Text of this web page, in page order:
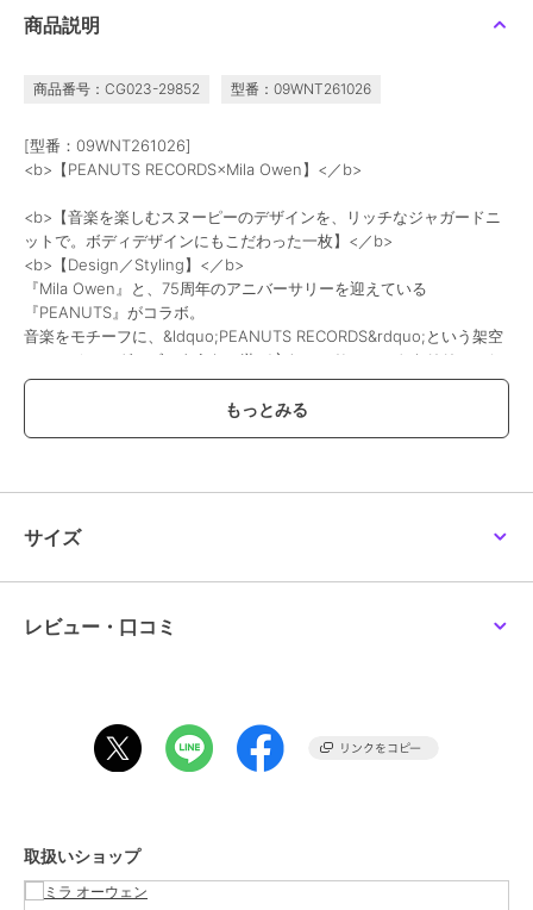
商品説明
商品番号：CG023-29852 型番：09WNT261026
[型番：09WNT261026]
<b>【PEANUTS RECORDS×Mila Owen】<／b>
<b>【音楽を楽しむスヌーピーのデザインを、リッチなジャガードニ
ットで。ボディデザインにもこだわった一枚】<／b>
<b>【Design／Styling】<／b>
『Mila Owen』と、75周年のアニバーサリーを迎えている
『PEANUTS』がコラボ。
音楽をモチーフに、&ldquo;PEANUTS RECORDS&rdquo;という架空
のレーベルのグッズのような、遊び心たっぷりのニットをリリースし
ました。
スヌーピーがヘッドフォンで音楽を楽しむシーンを、細かいジャガー
ドニットで表現。リッチな編み地で子供っぽくならず、コーデに取り
<b>【Fabric】<／b>
カラーは3色をご用意。＜IVR＞、＜GRN＞、＜PNK＞で展開していま
裏地：なし
伸縮性：あり
※照明の関係により、実際よりも色味が違って見える場合がありま
す。
サイズ
レビュー・口コミ
取扱いショップ